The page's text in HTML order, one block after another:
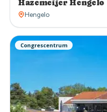
Hazemeijer Hengelo
Hengelo
Congrescentrum